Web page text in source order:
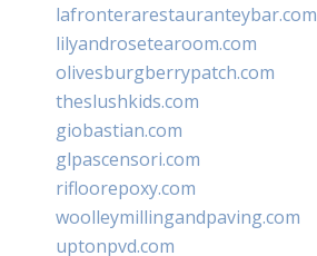
lafronterarestauranteybar.com
lilyandrosetearoom.com
olivesburgberrypatch.com
theslushkids.com
giobastian.com
glpascensori.com
rifloorepoxy.com
woolleymillingandpaving.com
uptonpvd.com